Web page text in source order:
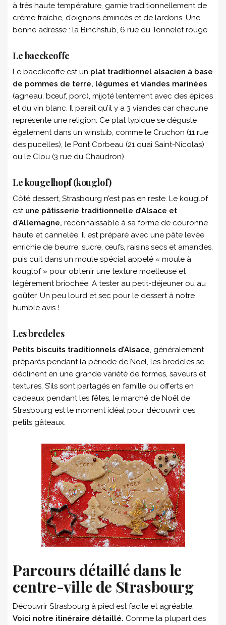
à très haute température, garnie traditionnellement de
crème fraîche, d’oignons émincés et de lardons. Une
bonne adresse : la Binchstub, 6 rue du Tonnelet rouge.
Le baeckeoffe
Le baeckeoffe est un plat traditionnel alsacien à base
de pommes de terre, légumes et viandes marinées
(agneau, bœuf, porc), mijoté lentement avec des épices
et du vin blanc. Il paraît qu’il y a 3 viandes car chacune
représente une religion. Ce plat typique se déguste
également dans un winstub, comme le Cruchon (11 rue
des pucelles), le Pont Corbeau (21 quai Saint-Nicolas)
ou le Clou (3 rue du Chaudron).
Le kougelhopf (kouglof)
Côté dessert, Strasbourg n’est pas en reste. Le kouglof
est une pâtisserie traditionnelle d’Alsace et
d’Allemagne, reconnaissable à sa forme de couronne
haute et cannelée. Il est préparé avec une pâte levée
enrichie de beurre, sucre, œufs, raisins secs et amandes,
puis cuit dans un moule spécial appelé « moule à
kouglof » pour obtenir une texture moelleuse et
légèrement briochée. A tester au petit-déjeuner ou au
goûter. Un peu lourd et sec pour le dessert à notre
humble avis !
Les bredeles
Petits biscuits traditionnels d’Alsace, généralement
préparés pendant la période de Noël, les bredeles se
déclinent en une grande variété de formes, saveurs et
textures. S’ils sont partagés en famille ou offerts en
cadeaux pendant les fêtes, le marché de Noël de
Strasbourg est le moment idéal pour découvrir ces
petits gâteaux.
Parcours détaillé dans le
centre-ville de Strasbourg
Découvrir Strasbourg à pied est facile et agréable.
Voici notre itinéraire détaillé. Comme la plupart des